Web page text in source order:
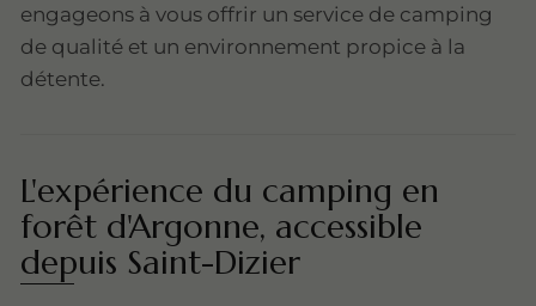
engageons à vous offrir un service de camping
de qualité et un environnement propice à la
détente.
L'expérience du camping en
forêt d'Argonne, accessible
depuis Saint-Dizier